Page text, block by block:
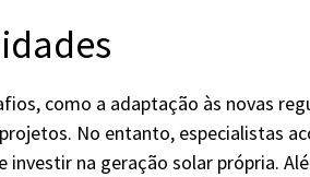
como a adaptação às novas
No entanto, especialistas
investir na geração solar própria.